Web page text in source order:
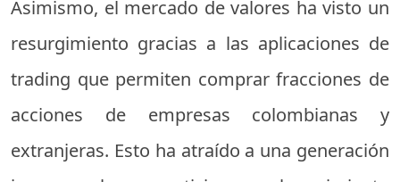
Asimismo, el mercado de valores ha visto un
resurgimiento gracias a las aplicaciones de
trading que permiten comprar fracciones de
acciones de empresas colombianas y
extranjeras. Esto ha atraído a una generación